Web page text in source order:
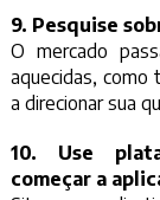
9. Pesquise
O mercado
aquecidas, como
a direcionar sua
10. Use
começar a